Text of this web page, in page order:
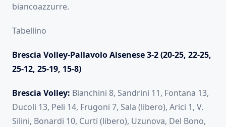
biancoazzurre.
Tabellino
Brescia Volley-Pallavolo Alsenese 3-2 (20-25, 22-25,
25-12, 25-19, 15-8)
Brescia Volley: Bianchini 8, Sandrini 11, Fontana 13,
Ducoli 13, Peli 14, Frugoni 7, Sala (libero), Arici 1, V.
Silini, Bonardi 10, Curti (libero), Uzunova, Del Bono,